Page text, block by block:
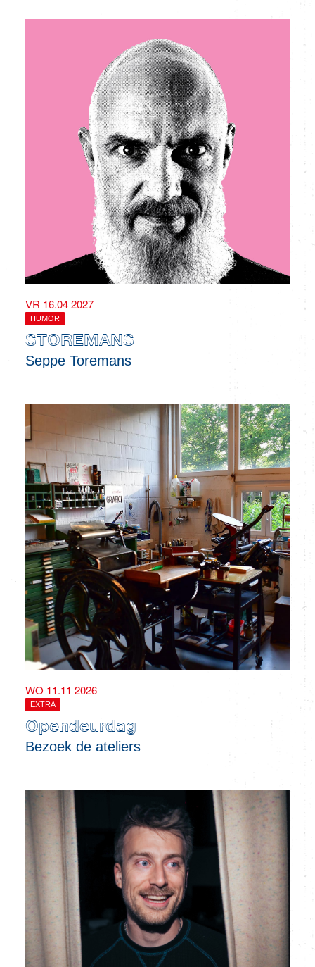
VR 16.04 2027
HUMOR
STOREMANS
Seppe Toremans
WO 11.11 2026
EXTRA
Opendeurdag
Bezoek de ateliers